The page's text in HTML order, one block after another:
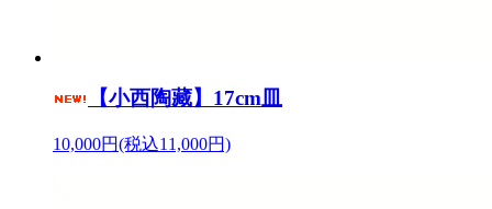
【小西陶藏】17cm皿
10,000円(税込11,000円)